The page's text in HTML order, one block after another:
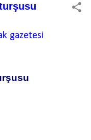
gazetesi